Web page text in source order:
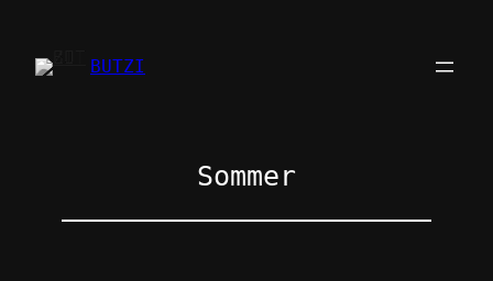
springenBUTZI
Sommer